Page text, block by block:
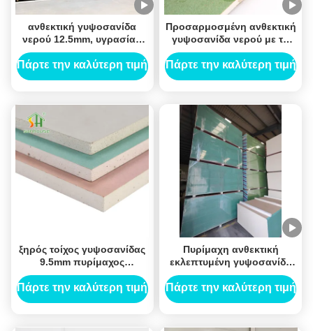
ανθεκτική γυψοσανίδα
νερού 12.5mm, υγρασία -
πίνακας γύψου απόδειξης
για το ανώτατο όριο
Πάρτε την καλύτερη τιμή
Προσαρμοσμένη ανθεκτική
γυψοσανίδα νερού με το
πάχος 9mm 10mm 12mm
Πάρτε την καλύτερη τιμή
ξηρός τοίχος γυψοσανίδας
9.5mm πυρίμαχος
αδιάβροχος για το
εσωτερικό χώρισμα
Πάρτε την καλύτερη τιμή
Πυρίμαχη ανθεκτική
εκλεπτυμένη γυψοσανίδα
άκρη νερού για την
ανώτατη διακόσμηση
Πάρτε την καλύτερη τιμή